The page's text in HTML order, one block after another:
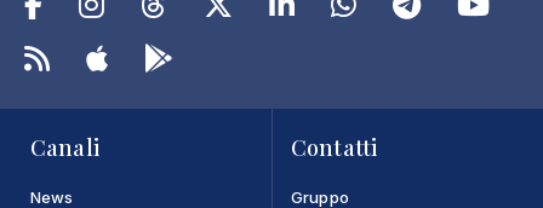
Canali
News
Contatti
Gruppo